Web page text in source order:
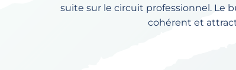
suite sur le circuit professionnel. Le
cohérent et